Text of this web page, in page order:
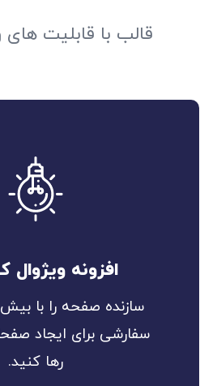
قالب با قابلیت های
افزونه ویژوال
سفارشی برای ایجاد
رها کنید.